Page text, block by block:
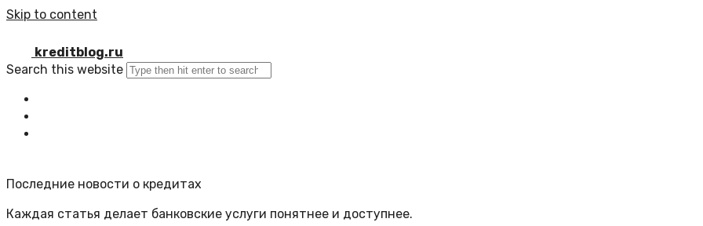
Skip to content
kreditblog.ru
Search this website
Последние новости о кредитах
Каждая статья делает банковские услуги понятнее и доступнее.